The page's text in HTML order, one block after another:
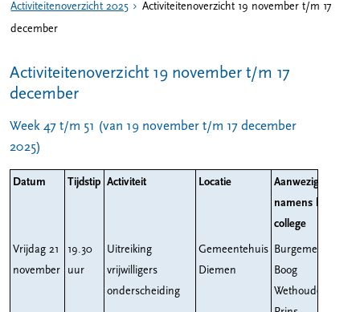
Activiteitenoverzicht 2025
Activiteitenoverzicht 19 november t/m 17
december
Activiteitenoverzicht 19 november t/m 17
december
Week 47 t/m 51 (van 19 november t/m 17 december
2025)
Datum Tijdstip Activiteit Locatie
Aanwezig
namens het
college
Vrijdag 21
november
19.30
uur
Uitreiking
vrijwilligers
onderscheiding
Gemeentehuis
Diemen
Burgemeester
Boog
Wethouder